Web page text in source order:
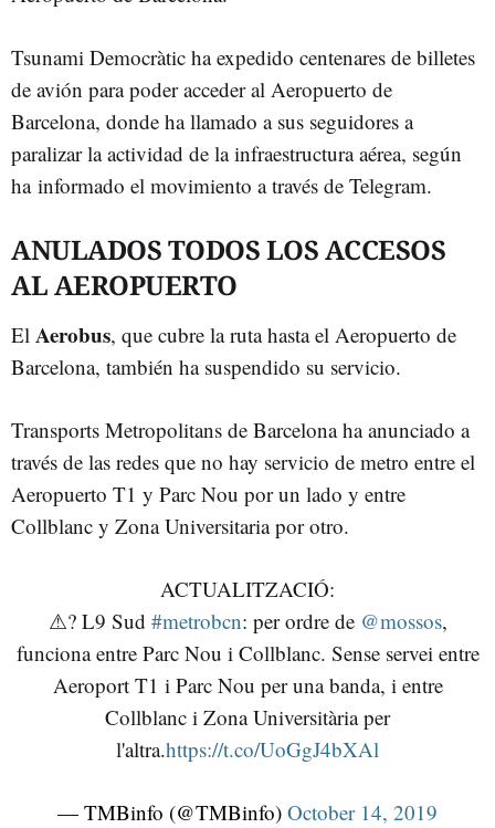
Tsunami Democràtic ha expedido centenares de billetes
de avión para poder acceder al Aeropuerto de
Barcelona, donde ha llamado a sus seguidores a
paralizar la actividad de la infraestructura aérea, según
ha informado el movimiento a través de Telegram.
ANULADOS TODOS LOS ACCESOS
AL AEROPUERTO
El Aerobus, que cubre la ruta hasta el Aeropuerto de
Barcelona, también ha suspendido su servicio.
Transports Metropolitans de Barcelona ha anunciado a
través de las redes que no hay servicio de metro entre el
Aeropuerto T1 y Parc Nou por un lado y entre
Collblanc y Zona Universitaria por otro.
ACTUALITZACIÓ:
⚠? L9 Sud #metrobcn: per ordre de @mossos,
funciona entre Parc Nou i Collblanc. Sense servei entre
Aeroport T1 i Parc Nou per una banda, i entre
Collblanc i Zona Universitària per
l'altra.https://t.co/UoGgJ4bXAl
— TMBinfo (@TMBinfo) October 14, 2019